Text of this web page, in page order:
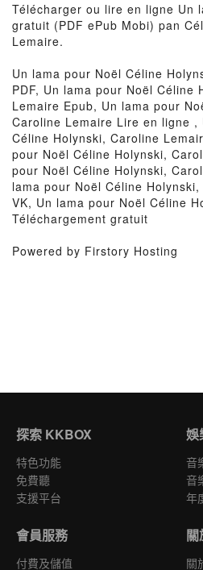
Télécharger ou lire en ligne Un
gratuit (PDF ePub Mobi) pan
Lemaire.
Un lama pour Noël Céline
PDF, Un lama pour Noël Céline
Lemaire Epub, Un lama pour
Caroline Lemaire Lire en ligne ,
Céline Holynski, Caroline
pour Noël Céline Holynski,
pour Noël Céline Holynski,
lama pour Noël Céline
VK, Un lama pour Noël Céline
Téléchargement gratuit
Powered by Firstory Hosting
探索 KKBOX
特色功能
免費聽
支援平台
娛
音
音
年
會員服務
付費及儲值
關
關